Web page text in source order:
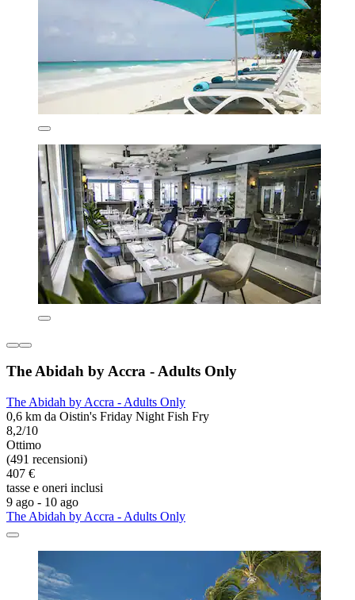
The Abidah by Accra - Adults Only
The Abidah by Accra - Adults Only
0,6 km da Oistin's Friday Night Fish Fry
8,2/10
Ottimo
(491 recensioni)
407 €
tasse e oneri inclusi
9 ago - 10 ago
The Abidah by Accra - Adults Only